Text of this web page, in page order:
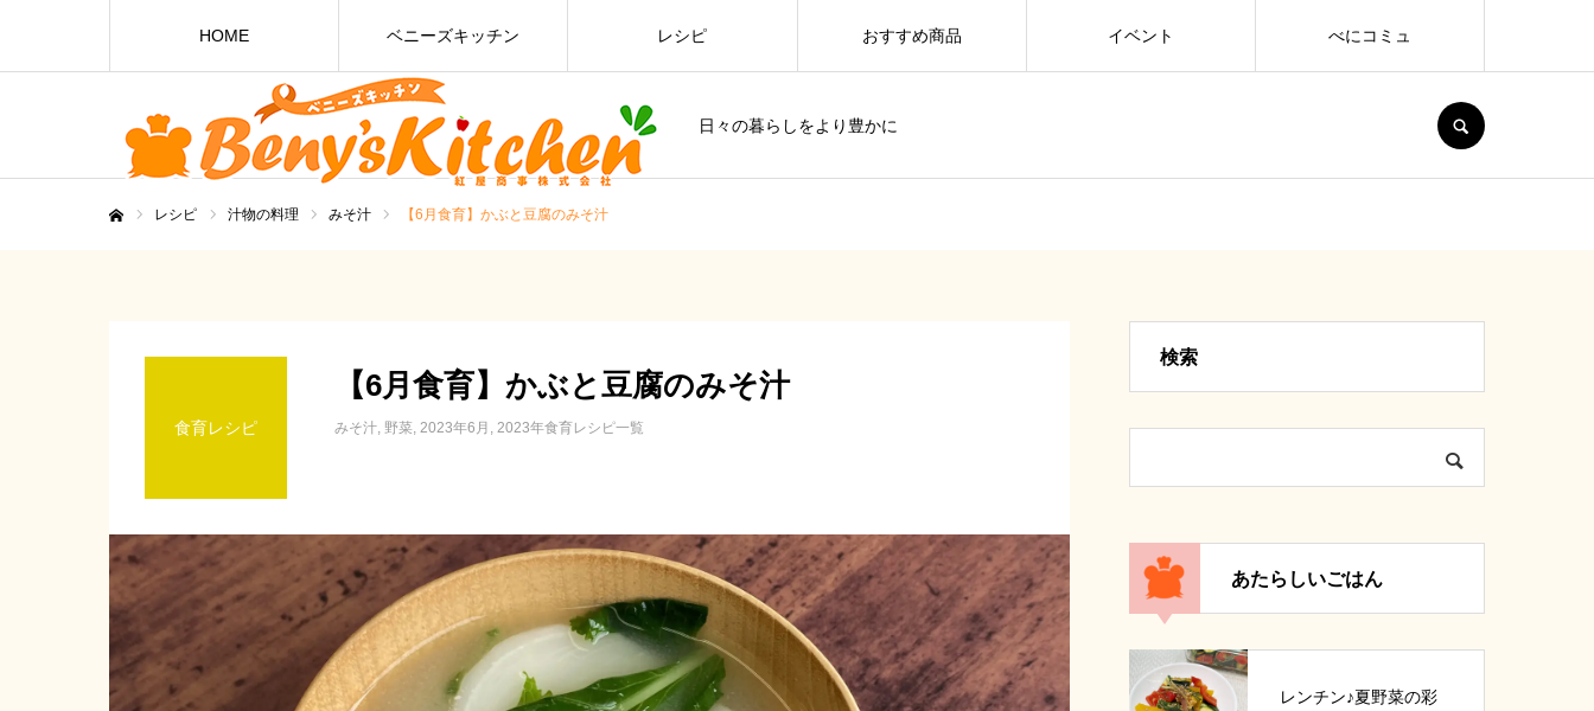
日々の暮らしをより豊かに
HOME ベニーズキッチン レシピ おすすめ商品 イベント べにコミュ
レシピ 汁物の料理 みそ汁 【6月食育】かぶと豆腐のみそ汁
食育レシピ
【6月食育】かぶと豆腐のみそ汁
みそ汁 野菜 2023年6月 2023年食育レシピ一覧
検索
あたらしいごはん
レンチン♪夏野菜の彩